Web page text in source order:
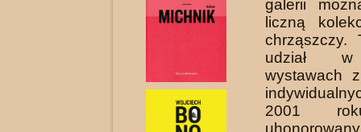
galerii
liczną
chrząszczy.
udział
wystawach
2001